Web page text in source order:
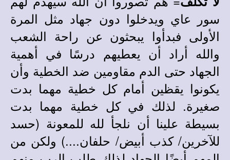
سور عاي ويدخلوا دون جهاد مثل المرة
الأولى فبدأوا يبحثون عن راحة الشعب
والله أراد أن يعطيهم درسًا في أهمية
الجهاد حتى الدم مقاومين ضد الخطية وأن
يكونوا يقظين أمام كل خطية مهما بدت
صغيرة. لذلك في كل خطية مهما بدت
بسيطة علينا أن نلجأ لله للمعونة (حسد
للآخرين/ كذب أبيض/ حلفان....) ولكن من